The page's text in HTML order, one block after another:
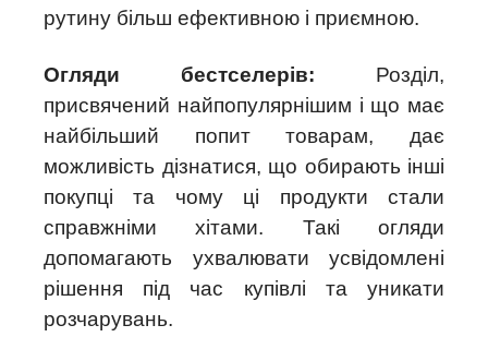
рутину більш ефективною і приємною.
Огляди бестселерів: Розділ,
присвячений найпопулярнішим і що має
найбільший попит товарам, дає
можливість дізнатися, що обирають інші
покупці та чому ці продукти стали
справжніми хітами. Такі огляди
допомагають ухвалювати усвідомлені
рішення під час купівлі та уникати
розчарувань.